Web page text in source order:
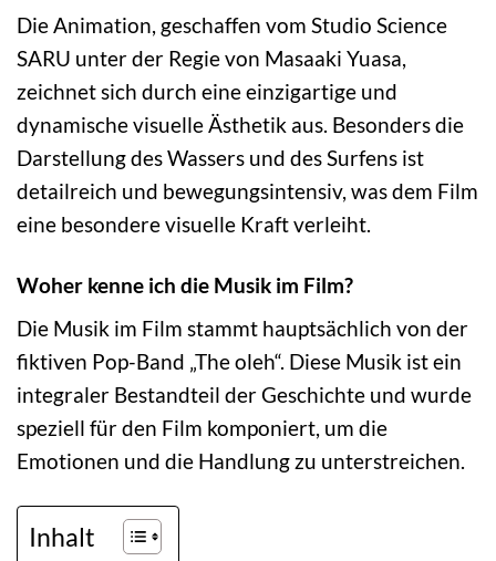
Die Animation, geschaffen vom Studio Science
SARU unter der Regie von Masaaki Yuasa,
zeichnet sich durch eine einzigartige und
dynamische visuelle Ästhetik aus. Besonders die
Darstellung des Wassers und des Surfens ist
detailreich und bewegungsintensiv, was dem Film
eine besondere visuelle Kraft verleiht.
Woher kenne ich die Musik im Film?
Die Musik im Film stammt hauptsächlich von der
fiktiven Pop-Band „The oleh“. Diese Musik ist ein
integraler Bestandteil der Geschichte und wurde
speziell für den Film komponiert, um die
Emotionen und die Handlung zu unterstreichen.
Inhalt